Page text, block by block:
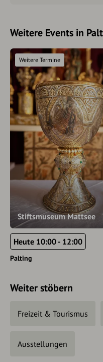
Weitere Events in
Stiftsmuseum Mattsee
Weitere Termine
Heute 10:00 - 12:00
Palting
Weiter stöbern
Freizeit & Tourismus
Ausstellungen